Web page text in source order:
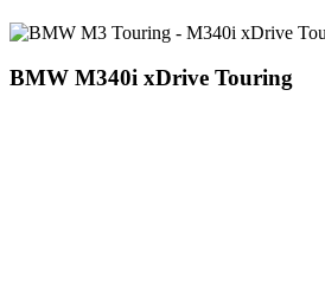
BMW M340i xDrive Touring